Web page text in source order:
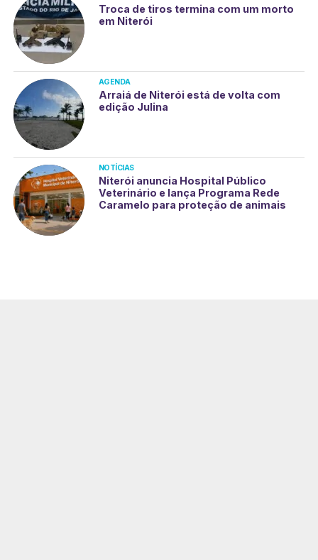
Troca de tiros termina com um morto
em Niterói
AGENDA
Arraiá de Niterói está de volta com
edição Julina
NOTÍCIAS
Niterói anuncia Hospital Público
Veterinário e lança Programa Rede
Caramelo para proteção de animais